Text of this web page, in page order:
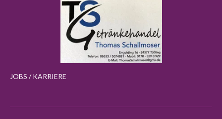
JOBS / KARRIERE